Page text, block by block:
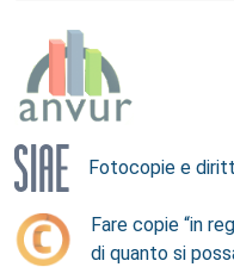
Fotocopie e
Fare copie “in
di quanto si